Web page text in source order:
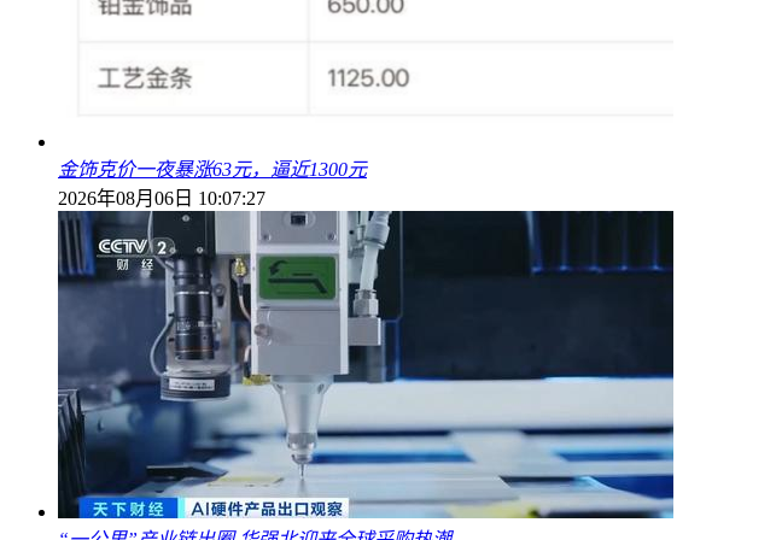
金饰克价一夜暴涨63元，逼近1300元
2026年08月06日 10:07:27